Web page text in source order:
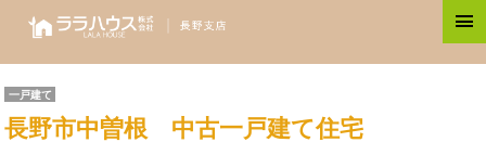
一戸建て
長野市中曽根 中古一戸建て住宅